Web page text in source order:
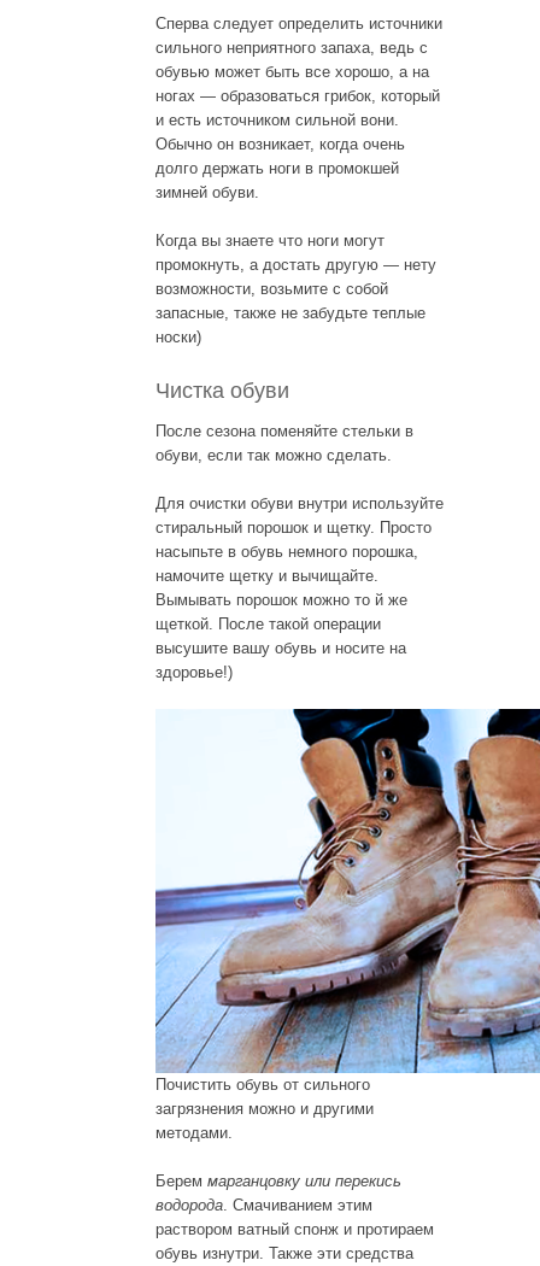
Сперва следует определить источники
сильного неприятного запаха, ведь с
обувью может быть все хорошо, а на
ногах — образоваться грибок, который
и есть источником сильной вони.
Обычно он возникает, когда очень
долго держать ноги в промокшей
зимней обуви.
Когда вы знаете что ноги могут
промокнуть, а достать другую — нету
возможности, возьмите с собой
запасные, также не забудьте теплые
носки)
Чистка обуви
После сезона поменяйте стельки в
обуви, если так можно сделать.
Для очистки обуви внутри используйте
стиральный порошок и щетку. Просто
насыпьте в обувь немного порошка,
намочите щетку и вычищайте.
Вымывать порошок можно то й же
щеткой. После такой операции
высушите вашу обувь и носите на
здоровье!)
Почистить обувь от сильного
загрязнения можно и другими
методами.
Берем марганцовку или перекись
водорода . Смачиванием этим
раствором ватный спонж и протираем
обувь изнутри. Также эти средства